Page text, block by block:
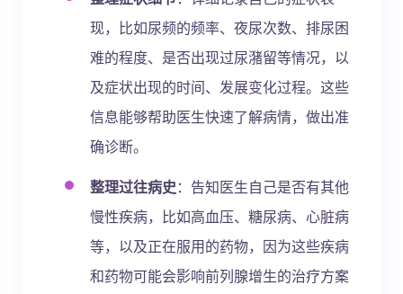
现，比如尿频的频率、夜尿次数、排尿困
难的程度、是否出现过尿潴留等情况，以
及症状出现的时间、发展变化过程。这些
信息能够帮助医生快速了解病情，做出准
确诊断。
整理过往病史：告知医生自己是否有其他
慢性疾病，比如高血压、糖尿病、心脏病
等，以及正在服用的药物，因为这些疾病
和药物可能会影响前列腺增生的治疗方案